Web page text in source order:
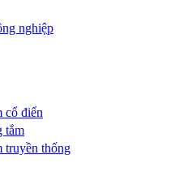
nghiệp
cổ điển
tắm
truyền thống